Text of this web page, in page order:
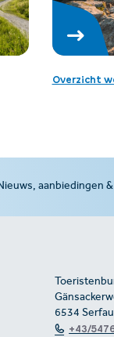
Overzicht
aanbiedingen
6534
+43/